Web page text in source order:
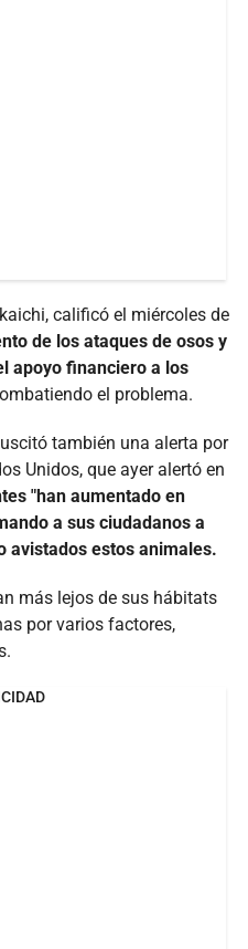
calificó el miércoles de
de los ataques de osos y
apoyo financiero a los
el problema.
también una alerta por
Unidos, que ayer alertó en
"han aumentado en
a sus ciudadanos a
avistados estos animales.
más lejos de sus hábitats
por varios factores,